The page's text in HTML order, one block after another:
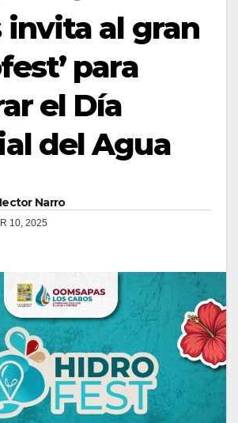
invita al gran
para
el Día
del Agua
Narro
10, 2025